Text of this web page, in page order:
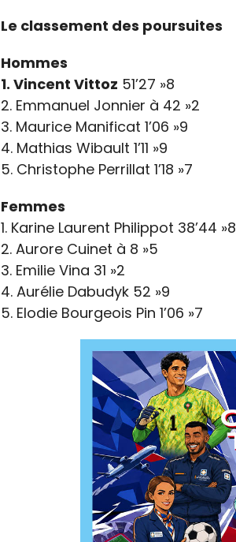
Le classement des poursuites
Hommes
1. Vincent Vittoz 51’27 »8
2. Emmanuel Jonnier à 42 »2
3. Maurice Manificat 1’06 »9
4. Mathias Wibault 1’11 »9
5. Christophe Perrillat 1’18 »7
Femmes
1. Karine Laurent Philippot 38’44 »8
2. Aurore Cuinet à 8 »5
3. Emilie Vina 31 »2
4. Aurélie Dabudyk 52 »9
5. Elodie Bourgeois Pin 1’06 »7